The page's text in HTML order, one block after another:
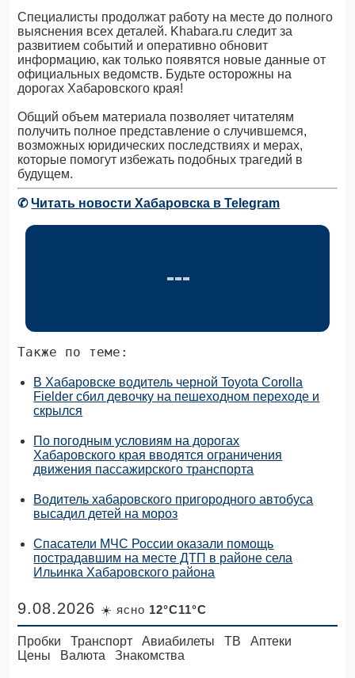
Специалисты продолжат работу на месте до полного
выяснения всех деталей. Khabara.ru следит за
развитием событий и оперативно обновит
информацию, как только появятся новые данные от
официальных ведомств. Будьте осторожны на
дорогах Хабаровского края!
Общий объем материала позволяет читателям
получить полное представление о случившемся,
возможных юридических последствиях и мерах,
которые помогут избежать подобных трагедий в
будущем.
✆Читать новости Хабаровска в Telegram
Также по теме:
В Хабаровске водитель черной Toyota Corolla
Fielder сбил девочку на пешеходном переходе и
скрылся
По погодным условиям на дорогах
Хабаровского края вводятся ограничения
движения пассажирского транспорта
Водитель хабаровского пригородного автобуса
высадил детей на мороз
Спасатели МЧС России оказали помощь
пострадавшим на месте ДТП в районе села
Ильинка Хабаровского района
9.08.2026 ☀️ ясно 12°C11°C
Пробки Транспорт Авиабилеты ТВ
Аптеки
Цены
Валюта Знакомства